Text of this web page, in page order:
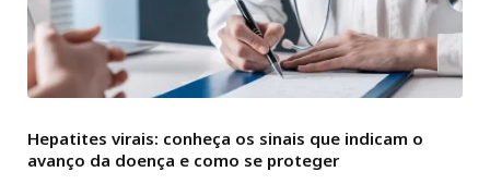
Hepatites virais: conheça os sinais que indicam o
avanço da doença e como se proteger